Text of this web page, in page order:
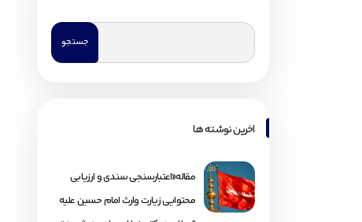
اخرین نوشته ها
مقاله«اعتبارسنجی سندی و ارزیابی
محتوایی زیارت وارث امام حسین علیه